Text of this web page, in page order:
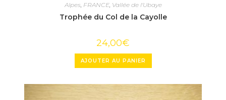
Alpes FRANCE, Vallée de l'Ubaye
Trophée du Col de la Cayolle
24,00€
AJOUTER AU PANIER